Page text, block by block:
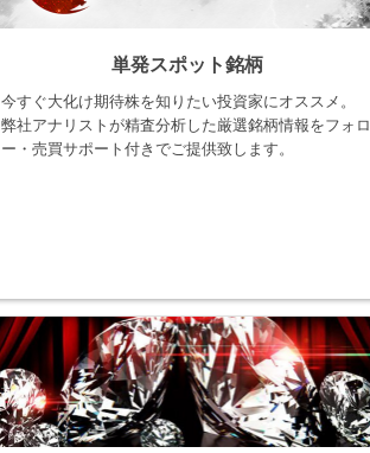
単発スポット銘柄
今すぐ大化け期待株を知りたい投資家にオススメ。
弊社アナリストが精査分析した厳選銘柄情報をフォロ
ー・売買サポート付きでご提供致します。